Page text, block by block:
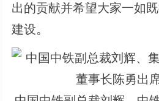
出的贡献并希望大家一如
建设。